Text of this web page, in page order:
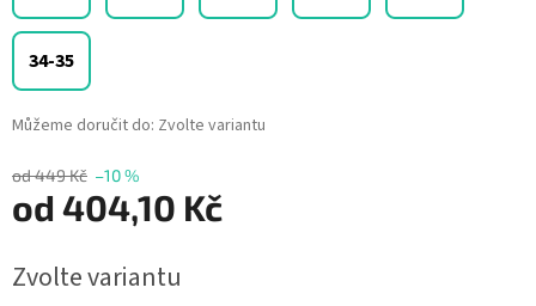
od 449 Kč –10 %
od 404,10 Kč
cena:
Zvolte variantu
34-35
Můžeme doručit do: Zvolte variantu